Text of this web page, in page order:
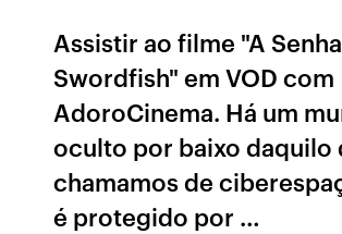
Assistir ao filme "A
Swordfish" em VOD com
AdoroCinema. Há um
oculto por baixo daquilo
chamamos de
é protegido por …